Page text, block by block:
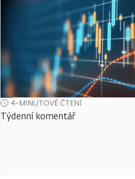
4-MINUTOVÉ ČTENÍ
Týdenní komentář